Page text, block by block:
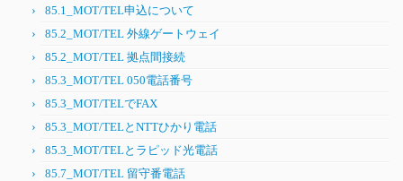
85.1_MOT/TEL申込について
85.2_MOT/TEL 外線ゲートウェイ
85.2_MOT/TEL 拠点間接続
85.3_MOT/TEL 050電話番号
85.3_MOT/TELでFAX
85.3_MOT/TELとNTTひかり電話
85.3_MOT/TELとラピッド光電話
85.7_MOT/TEL 留守番電話